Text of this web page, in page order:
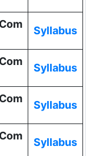
Syllabus
Syllabus
Syllabus
Syllabus